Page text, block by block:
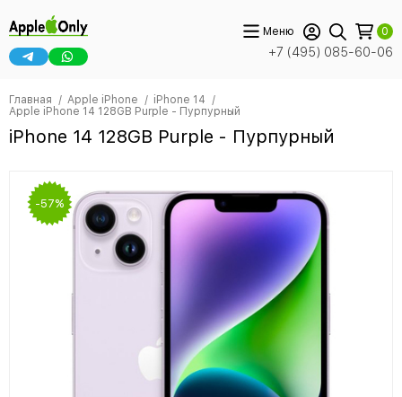
+7 (495) 085-60-06
Меню 0
Главная Apple iPhone
iPhone 14
Apple iPhone 14 128GB Purple - Пурпурный
iPhone 14 128GB Purple - Пурпурный
-57%